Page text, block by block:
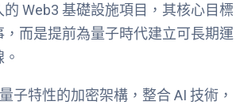
的 Web3 基礎設施項目，其核心目標
而是提前為量子時代建立可長期運
子特性的加密架構，整合AI 技術，